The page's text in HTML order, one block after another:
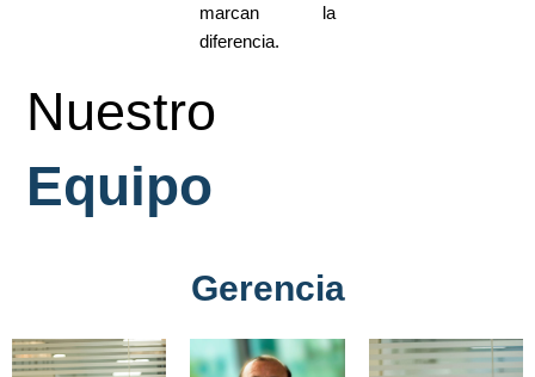
marcan la
diferencia.
Nuestro
Equipo
Gerencia